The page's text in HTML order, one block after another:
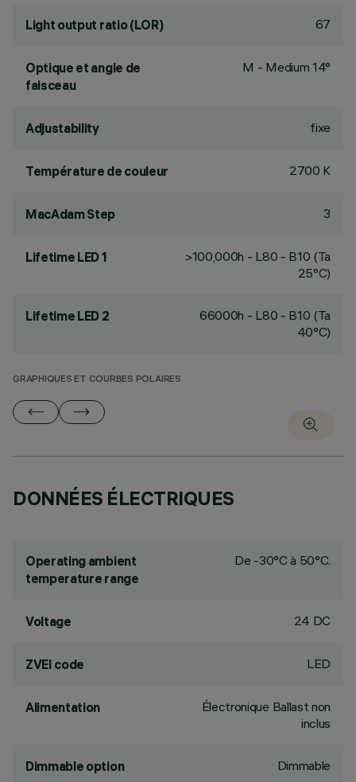
Light output ratio (LOR) 67
Optique et angle de
faisceau
M - Medium 14°
Adjustability fixe
Température de couleur 2700 K
MacAdam Step 3
Lifetime LED 1
>100,000h - L80 - B10 (Ta
25°C)
Lifetime LED 2
66000h - L80 - B10 (Ta
40°C)
GRAPHIQUES ET COURBES POLAIRES
DONNÉES ÉLECTRIQUES
Operating ambient
temperature range
De -30°C à 50°C.
Voltage 24 DC
ZVEI code LED
Alimentation
Électronique Ballast non
inclus
Dimmable option Dimmable